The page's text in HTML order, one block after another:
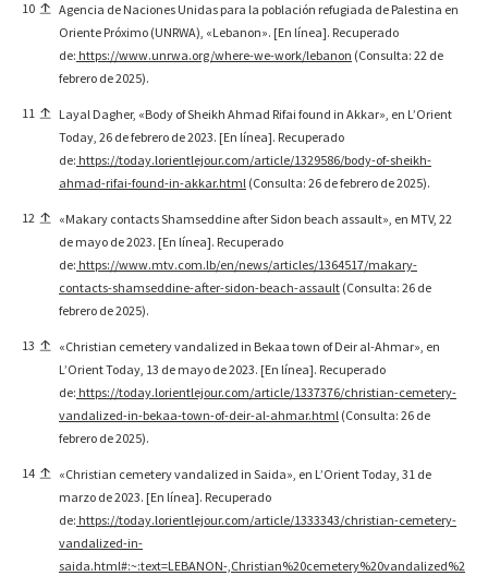
10
Agencia de Naciones Unidas para la población refugiada de Palestina en
Oriente Próximo (UNRWA), «Lebanon». [En línea]. Recuperado
de: https://www.unrwa.org/where-we-work/lebanon (Consulta: 22 de
febrero de 2025).
11
Layal Dagher, «Body of Sheikh Ahmad Rifai found in Akkar», en L’Orient
Today, 26 de febrero de 2023. [En línea]. Recuperado
de: https://today.lorientlejour.com/article/1329586/body-of-sheikh-
ahmad-rifai-found-in-akkar.html (Consulta: 26 de febrero de 2025).
12
«Makary contacts Shamseddine after Sidon beach assault», en MTV, 22
de mayo de 2023. [En línea]. Recuperado
de: https://www.mtv.com.lb/en/news/articles/1364517/makary-
contacts-shamseddine-after-sidon-beach-assault (Consulta: 26 de
febrero de 2025).
13
«Christian cemetery vandalized in Bekaa town of Deir al-Ahmar», en
L’Orient Today, 13 de mayo de 2023. [En línea]. Recuperado
de: https://today.lorientlejour.com/article/1337376/christian-cemetery-
vandalized-in-bekaa-town-of-deir-al-ahmar.html (Consulta: 26 de
febrero de 2025).
14
«Christian cemetery vandalized in Saida», en L’Orient Today, 31 de
marzo de 2023. [En línea]. Recuperado
de: https://today.lorientlejour.com/article/1333343/christian-cemetery-
vandalized-in-
saida.html#:~:text=LEBANON-,Christian%20cemetery%20vandalized%2